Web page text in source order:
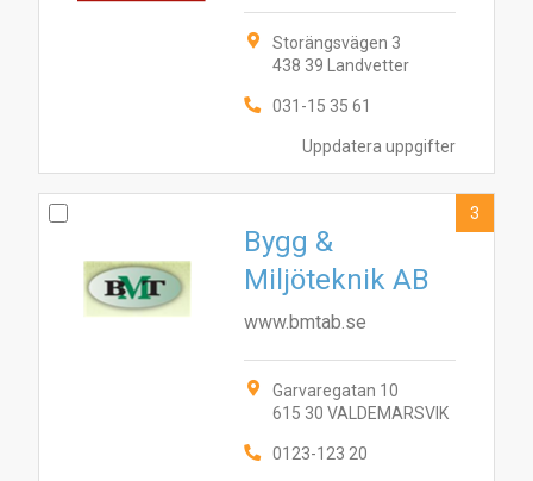
Uppdatera uppgifter
Storängsvägen 3
438 39 Landvetter
031-15 35 61
Bygg &
Miljöteknik AB
www.bmtab.se
Garvaregatan 10
615 30 VALDEMARSVIK
0123-123 20
3